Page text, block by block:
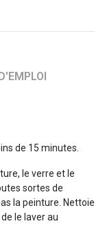
de 15 minutes.
le verre et le
sortes de
la peinture. Nettoie
le laver au